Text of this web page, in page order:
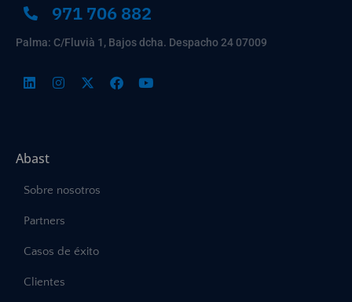
971 706 882
Palma: C/Fluvià 1, Bajos dcha. Despacho 24 07009
Abast
Sobre nosotros
Partners
Casos de éxito
Clientes